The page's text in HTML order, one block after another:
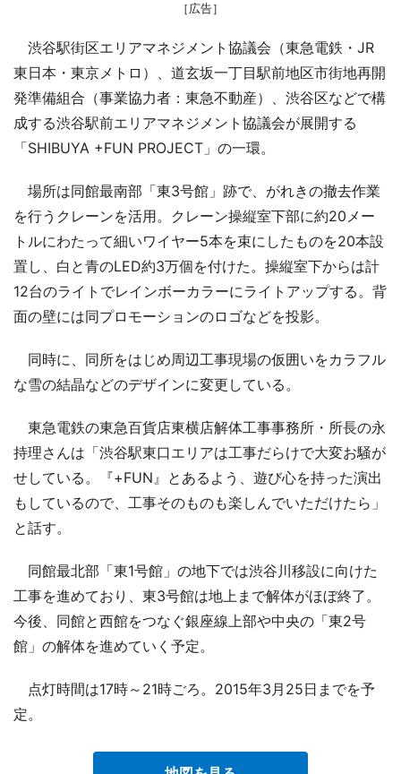
［広告］
渋谷駅街区エリアマネジメント協議会（東急電鉄・JR
東日本・東京メトロ）、道玄坂一丁目駅前地区市街地再開
発準備組合（事業協力者：東急不動産）、渋谷区などで構
成する渋谷駅前エリアマネジメント協議会が展開する
「SHIBUYA +FUN PROJECT」の一環。
場所は同館最南部「東3号館」跡で、がれきの撤去作業
を行うクレーンを活用。クレーン操縦室下部に約20メー
トルにわたって細いワイヤー5本を束にしたものを20本設
置し、白と青のLED約3万個を付けた。操縦室下からは計
12台のライトでレインボーカラーにライトアップする。背
面の壁には同プロモーションのロゴなどを投影。
同時に、同所をはじめ周辺工事現場の仮囲いをカラフル
な雪の結晶などのデザインに変更している。
東急電鉄の東急百貨店東横店解体工事事務所・所長の永
持理さんは「渋谷駅東口エリアは工事だらけで大変お騒が
せしている。『+FUN』とあるよう、遊び心を持った演出
もしているので、工事そのものも楽しんでいただけたら」
と話す。
同館最北部「東1号館」の地下では渋谷川移設に向けた
工事を進めており、東3号館は地上まで解体がほぼ終了。
今後、同館と西館をつなぐ銀座線上部や中央の「東2号
館」の解体を進めていく予定。
点灯時間は17時～21時ごろ。2015年3月25日までを予
定。